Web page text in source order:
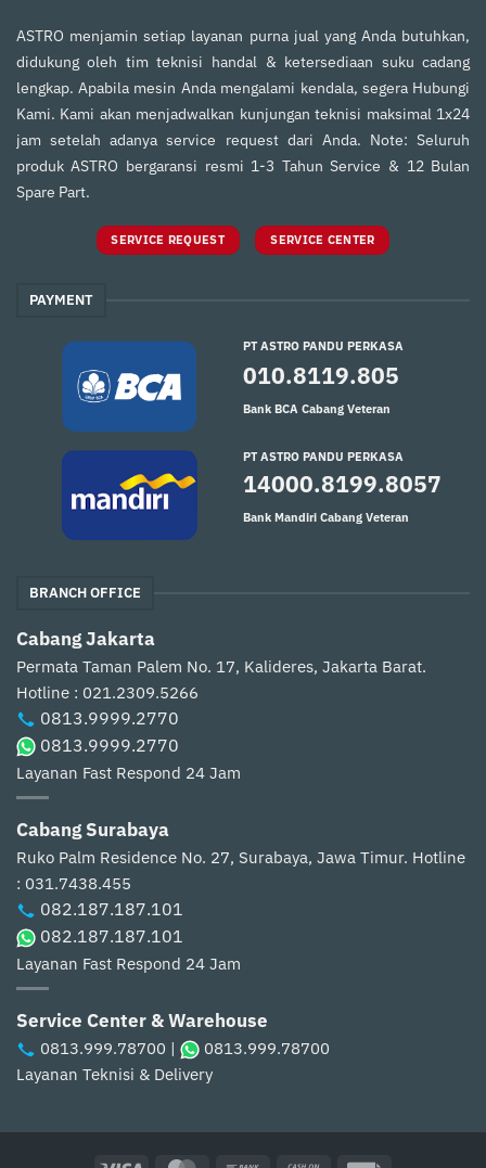
ASTRO menjamin setiap layanan purna jual yang Anda butuhkan,
didukung oleh tim teknisi handal & ketersediaan suku cadang
lengkap. Apabila mesin Anda mengalami kendala, segera Hubungi
Kami. Kami akan menjadwalkan kunjungan teknisi maksimal 1x24
jam setelah adanya service request dari Anda. Note: Seluruh
produk ASTRO bergaransi resmi 1-3 Tahun Service & 12 Bulan
Spare Part.
SERVICE REQUEST SERVICE CENTER
PAYMENT
PT ASTRO PANDU PERKASA
010.8119.805
Bank BCA Cabang Veteran
PT ASTRO PANDU PERKASA
14000.8199.8057
Bank Mandiri Cabang Veteran
BRANCH OFFICE
Cabang Jakarta
Permata Taman Palem No. 17, Kalideres, Jakarta Barat.
Hotline : 021.2309.5266
0813.9999.2770
0813.9999.2770
Layanan Fast Respond 24 Jam
Cabang Surabaya
Ruko Palm Residence No. 27, Surabaya, Jawa Timur. Hotline
: 031.7438.455
082.187.187.101
082.187.187.101
Layanan Fast Respond 24 Jam
Service Center & Warehouse
0813.999.78700 | 0813.999.78700
Layanan Teknisi & Delivery